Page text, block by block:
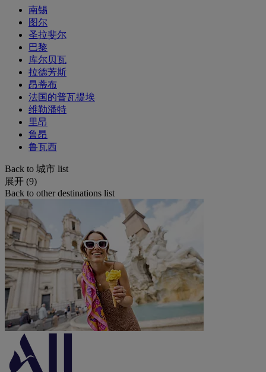
南锡
图尔
圣拉斐尔
巴黎
库尔贝瓦
拉德芳斯
昂蒂布
法国的普瓦提埃
维勒潘特
里昂
鲁昂
鲁瓦西
Back to 城市 list
展开 (9)
Back to other destinations list